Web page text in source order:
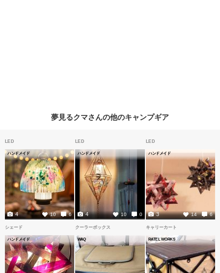
夢見るクマさんの他のキャンプギア
LED
ハンドメイド
10 6
4
LED
ハンドメイド
10 0
4
LED
ハンドメイド
14 6
3
シェード
ハンドメイド
クーラーボックス
WAQ
キャリーカート
RATEL WORKS